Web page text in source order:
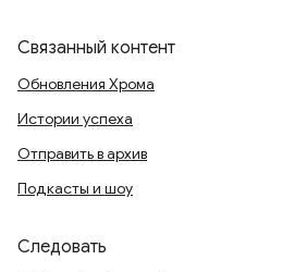
Связанный контент
Обновления Хрома
Истории успеха
Отправить в архив
Подкасты и шоу
Следовать